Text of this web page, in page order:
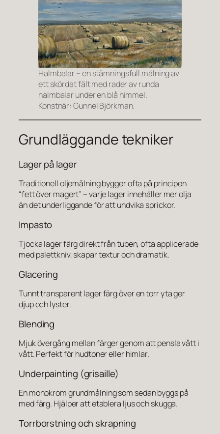
Halmbalar – en stämningsfull målning av
ett skördat fält med rader av runda
halmbalar under en blå himmel.
Konstnär: Gunnel Björkman.
Grundläggande tekniker
Lager på lager
Traditionell oljemålning bygger ofta på principen
“fett över magert” – varje lager innehåller mer olja
än det underliggande för att undvika sprickor.
Impasto
Tjocka lager färg direkt från tuben, ofta applicerade
med palettkniv, skapar textur och dramatik.
Glacering
Tunnt transparent lager färg över en torr yta ger
djup och lyster.
Blending
Mjuk övergång mellan färger genom att pensla vått i
vått. Perfekt för hudtoner eller himlar.
Underpainting (grisaille)
En monokrom grundmålning som sedan byggs på
med färg. Hjälper att etablera ljus och skugga.
Torrborstning och skrapning